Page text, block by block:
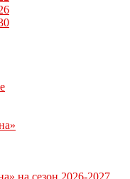
на сезон 2026-2027